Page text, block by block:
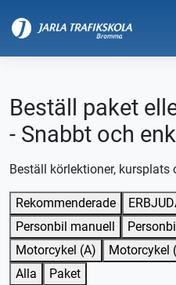
Beställ paket
- Snabbt och
Beställ körlektioner,
Rekommenderade
Personbil manuell
Motorcykel (A)
Motorcykel
Alla
Paket